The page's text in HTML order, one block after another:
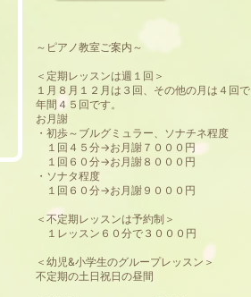
～ピアノ教室ご案内～
＜定期レッスンは週１回＞
１月８月１２月は３回、その他の月は４回で
年間４５回です。
お月謝
・初歩～ブルグミュラー、ソナチネ程度
１回４５分→お月謝７０００円
１回６０分→お月謝８０００円
・ソナタ程度
１回６０分→お月謝９０００円
＜不定期レッスンは予約制＞
１レッスン６０分で３０００円
＜幼児&小学生のグループレッスン＞
不定期の土日祝日の昼間